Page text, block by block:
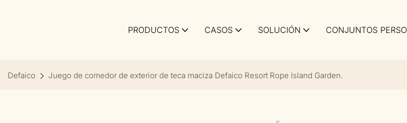
PRODUCTOS CASOS SOLUCIÓN CONJUNTOS
Defaico Juego de comedor de exterior de teca maciza Defaico Resort Rope Island Garden.